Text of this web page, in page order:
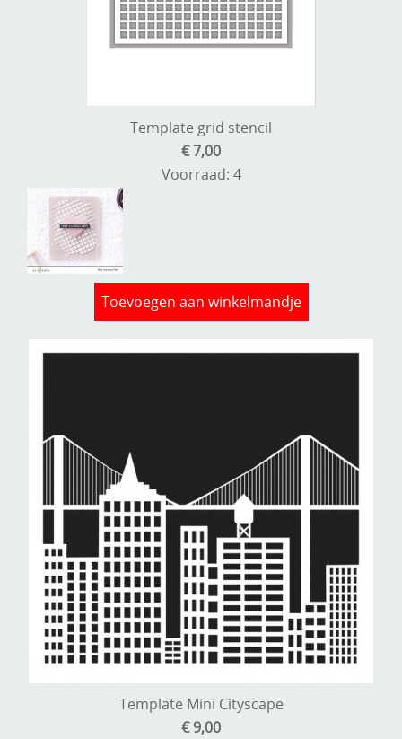
Template grid stencil
€ 7,00
Voorraad: 4
Toevoegen aan winkelmandje
Template Mini Cityscape
€ 9,00